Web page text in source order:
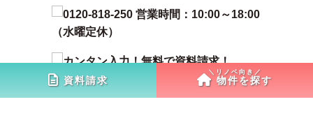
資料請求 物件を探す